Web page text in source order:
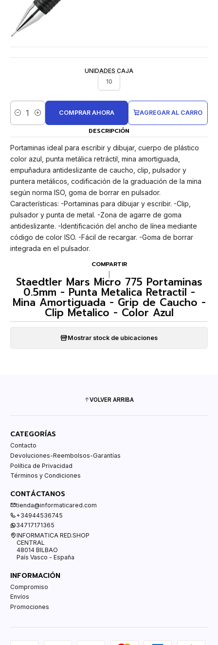
UNIDADES CAJA
10
Cantidad
AGREGAR AL CARRO
COMPRAR AHORA
DESCRIPCIÓN
Portaminas ideal para escribir y dibujar, cuerpo de plástico
color azul, punta metálica retráctil, mina amortiguada,
empuñadura antideslizante de caucho, clip, pulsador y
puntera metálicos, codificación de la graduación de la mina
según norma ISO, goma de borrar en pulsador.
Características: -Portaminas para dibujar y escribir. -Clip,
pulsador y punta de metal. -Zona de agarre de goma
antideslizante. -Identificación del ancho de línea mediante
código de color ISO. -Fácil de recargar. -Goma de borrar
integrada en el pulsador.
COMPARTIR
Staedtler Mars Micro 775 Portaminas
0.5mm - Punta Metalica Retractil -
Mina Amortiguada - Grip de Caucho -
Clip Metalico - Color Azul
Mostrar stock de ubicaciones
VOLVER ARRIBA
CATEGORÍAS
Contacto
Devoluciones-Reembolsos-Garantías
Política de Privacidad
Términos y Condiciones
CONTÁCTANOS
tienda@informaticared.com
+34944536745
34717171365
INFORMATICA RED.SHOP
CENTRAL
48014 BILBAO
País Vasco - España
INFORMACIÓN
Compromiso
Envíos
Promociones